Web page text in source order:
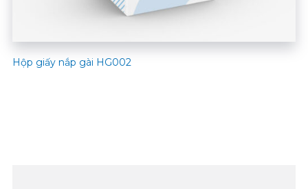
Hộp giấy nắp gài HG002